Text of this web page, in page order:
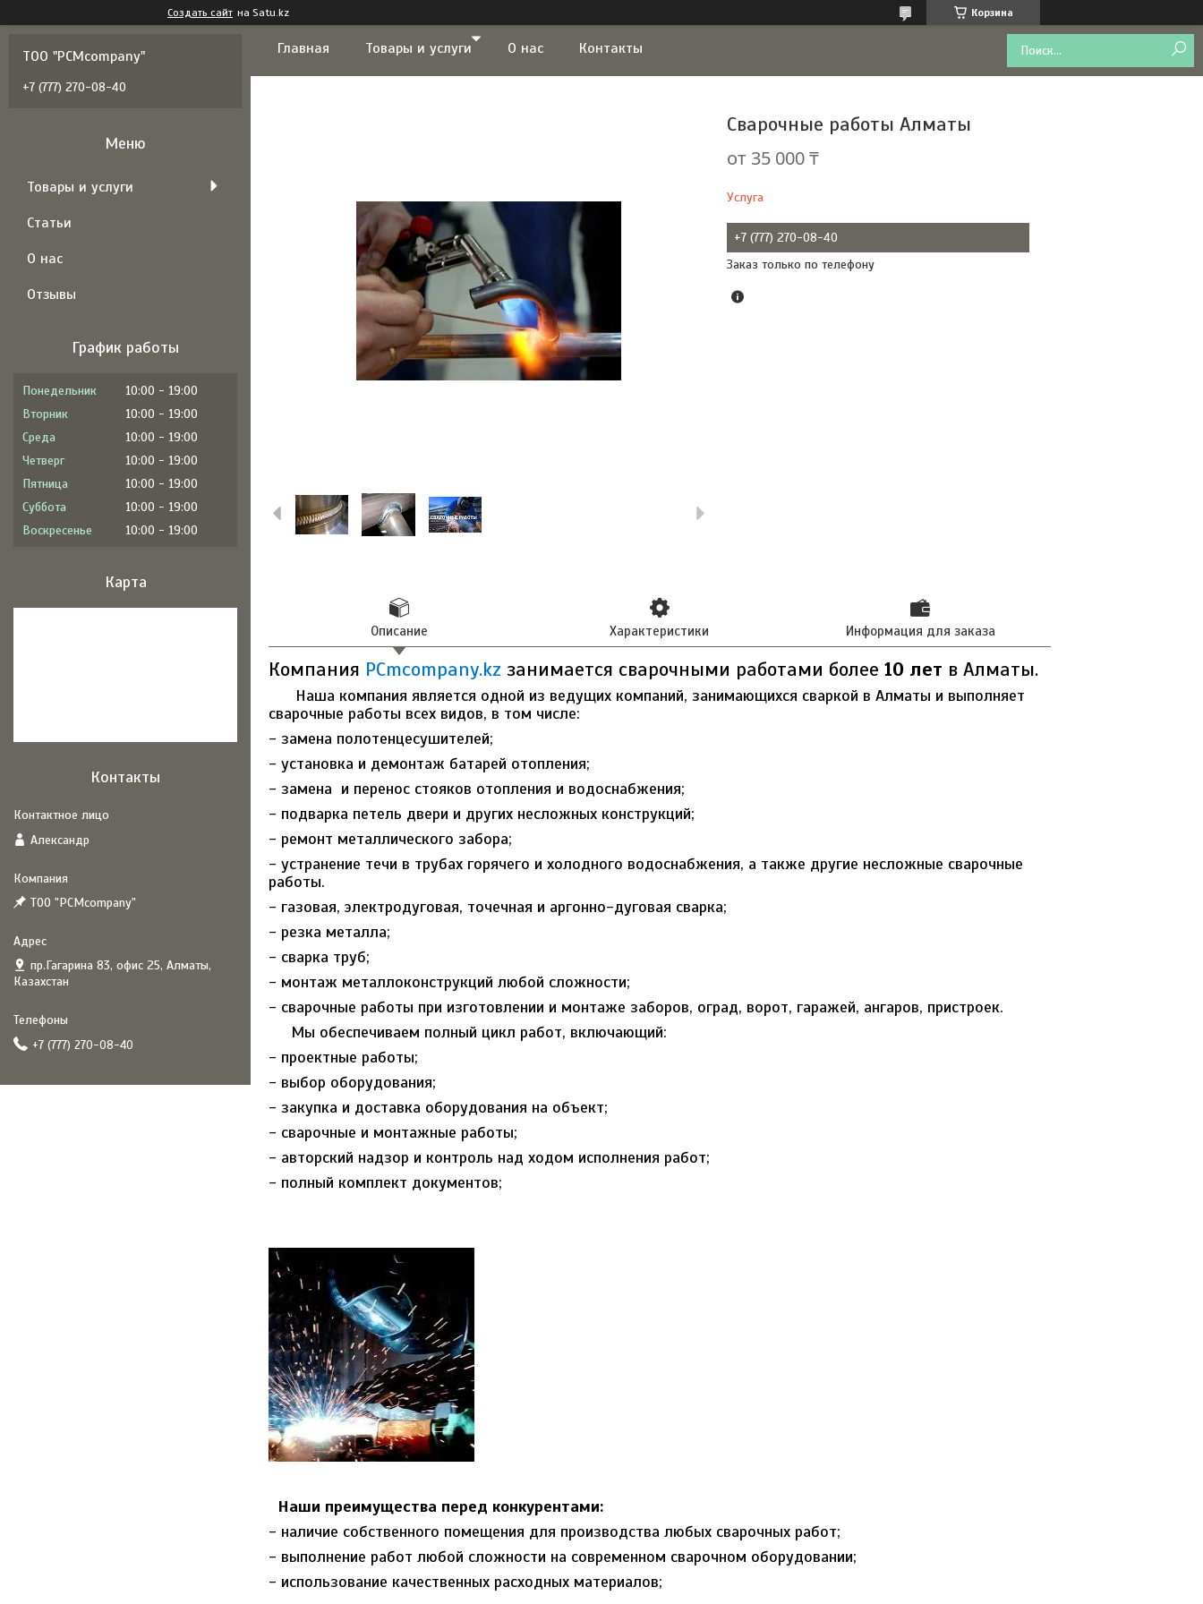
Создать сайт на Satu.kz Корзина
Главная Товары и услуги О нас Контакты
Сварочные работы Алматы
от 35 000 ₸
Услуга
+7 (777) 270-08-40
Заказ только по телефону
Описание Характеристики Информация для заказа
Компания PCmcompany.kz занимается сварочными работами более 10 лет в Алматы.
Наша компания является одной из ведущих компаний, занимающихся сваркой в Алматы и выполняет
сварочные работы всех видов, в том числе:
- замена полотенцесушителей;
- установка и демонтаж батарей отопления;
- замена и перенос стояков отопления и водоснабжения;
- подварка петель двери и других несложных конструкций;
- ремонт металлического забора;
- устранение течи в трубах горячего и холодного водоснабжения, а также другие несложные сварочные
работы.
- газовая, электродуговая, точечная и аргонно-дуговая сварка;
- резка металла;
- сварка труб;
- монтаж металлоконструкций любой сложности;
- сварочные работы при изготовлении и монтаже заборов, оград, ворот, гаражей, ангаров, пристроек.
Мы обеспечиваем полный цикл работ, включающий:
- проектные работы;
- выбор оборудования;
- закупка и доставка оборудования на объект;
- сварочные и монтажные работы;
- авторский надзор и контроль над ходом исполнения работ;
- полный комплект документов;
Наши преимущества перед конкурентами:
- наличие собственного помещения для производства любых сварочных работ;
- выполнение работ любой сложности на современном сварочном оборудовании;
- использование качественных расходных материалов;
ТОО "PCMcompany"
+7 (777) 270-08-40
Товары и услуги
Статьи
О нас
Отзывы
График работы
Понедельник 10:00
19:00
Вторник
10:00
19:00
Среда
10:00
19:00
Четверг
10:00
19:00
Пятница
10:00
19:00
Суббота
10:00
19:00
Воскресенье
10:00 19:00
Карта
Контакты
Александр
ТОО "PCMcompany"
пр.Гагарина 83, офис 25, Алматы,
Казахстан
+7 (777) 270-08-40